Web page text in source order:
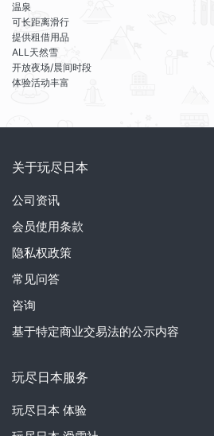
温泉
可长距离滑行
提供租借用品
ALL天然雪
开放夜场/晨间时段
体验活动丰富
关于玩尽日本
公司资讯
会员使用条款
隐私权政策
常见问答
咨询
基于特定商业交易法的公示内容
玩尽日本服务
玩尽日本 体验